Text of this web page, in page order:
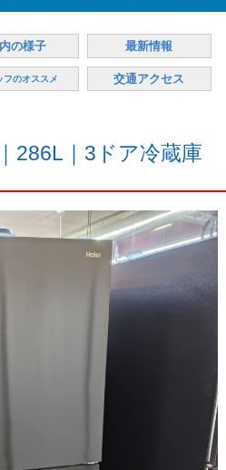
の様子 最新情報
フのオススメ 交通アクセス
286L｜3ドア冷蔵庫